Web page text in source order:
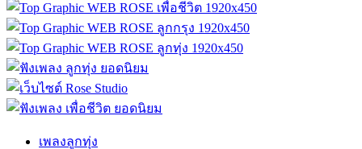
เพลงลูกทุ่ง